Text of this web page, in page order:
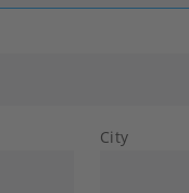
City